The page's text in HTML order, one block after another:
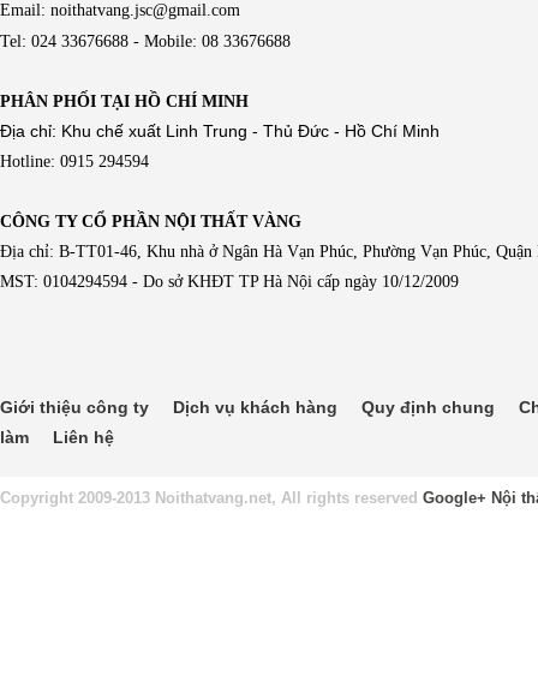
Email: noithatvang.jsc@gmail.com
Tel: 024 33676688 - Mobile: 08 33676688
PHÂN PHỐI TẠI HỒ CHÍ MINH
Địa chỉ: Khu chế xuất Linh Trung - Thủ Đức - Hồ Chí Minh
Hotline: 0915 294594
CÔNG TY CỔ PHẦN NỘI THẤT VÀNG
Địa chỉ: B-TT01-46, Khu nhà ở Ngân Hà Vạn Phúc, Phường Vạn Phúc,
MST: 0104294594 - Do sở KHĐT TP Hà Nội cấp ngày 10/12/2009
Giới thiệu công ty Dịch vụ khách hàng Quy định chung
làm
Liên hệ
Copyright 2009-2013 Noithatvang.net, All rights reserved Google+ Nội